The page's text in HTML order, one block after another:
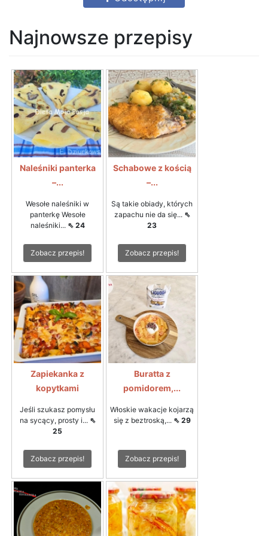
Najnowsze przepisy
Naleśniki panterka
–...
Wesołe naleśniki w
panterkę Wesołe
naleśniki... ⇖ 24
Zobacz przepis!
Schabowe z kością
–...
Są takie obiady, których
zapachu nie da się... ⇖
23
Zobacz przepis!
Zapiekanka z
kopytkami
Jeśli szukasz pomysłu
na sycący, prosty i... ⇖
25
Zobacz przepis!
Buratta z
pomidorem,...
Włoskie wakacje kojarzą
się z beztroską,... ⇖ 29
Zobacz przepis!